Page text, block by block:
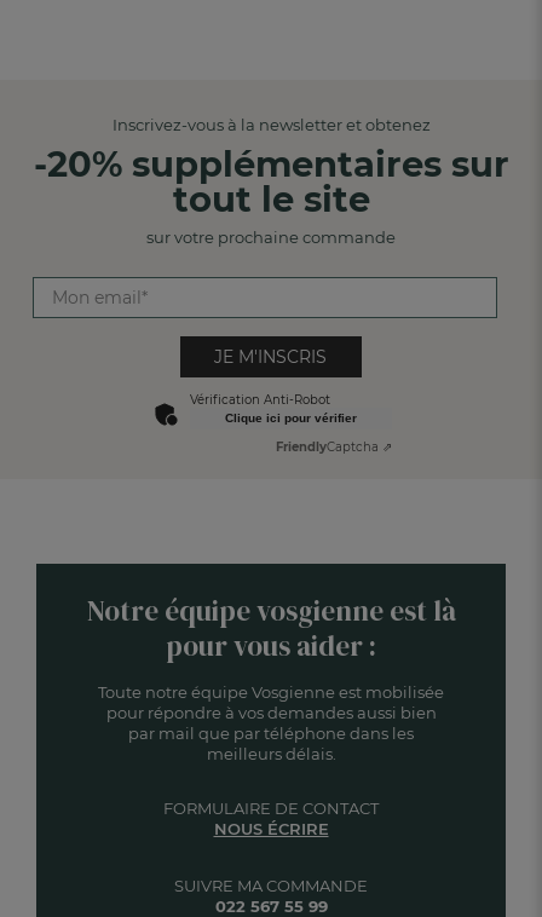
Inscrivez-vous à la newsletter et obtenez
-20% supplémentaires sur
tout le site
sur votre prochaine commande
JE M'INSCRIS
Vérification Anti-Robot
Clique ici pour vérifier
FriendlyCaptcha ⇗
Notre équipe vosgienne est là
pour vous aider :
Toute notre équipe Vosgienne est mobilisée
pour répondre à vos demandes aussi bien
par mail que par téléphone dans les
meilleurs délais.
SUIVRE MA COMMANDE
022 567 55 99
FORMULAIRE DE CONTACT
NOUS ÉCRIRE